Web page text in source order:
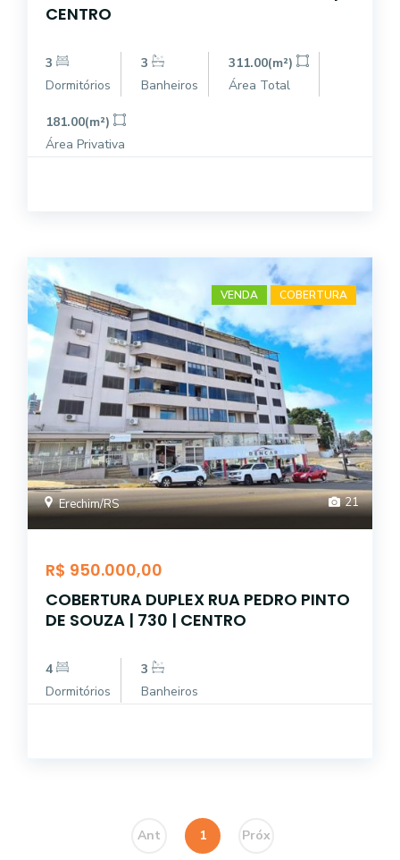
CENTRO
3
Dormitórios
3
Banheiros
311.00(m²)
Área Total
181.00(m²)
Área Privativa
VENDA COBERTURA
Erechim/RS 21
R$ 950.000,00
COBERTURA DUPLEX RUA PEDRO PINTO
DE SOUZA | 730 | CENTRO
4
Dormitórios
3
Banheiros
Ant 1 Próx